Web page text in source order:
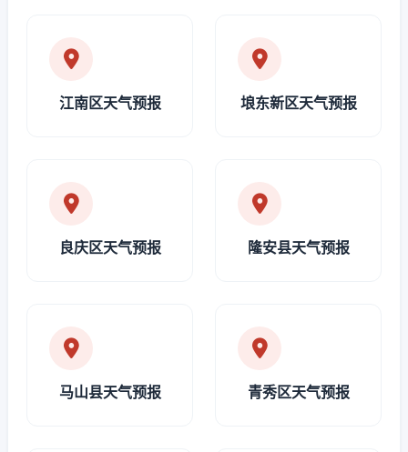
江南区天气预报 埌东新区天气预报
良庆区天气预报 隆安县天气预报
马山县天气预报 青秀区天气预报